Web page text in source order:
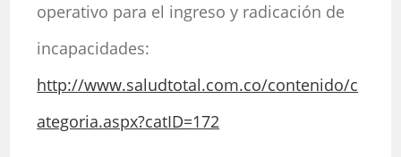
operativo para el ingreso y radicación de
incapacidades:
http://www.saludtotal.com.co/contenido/c
ategoria.aspx?catID=172